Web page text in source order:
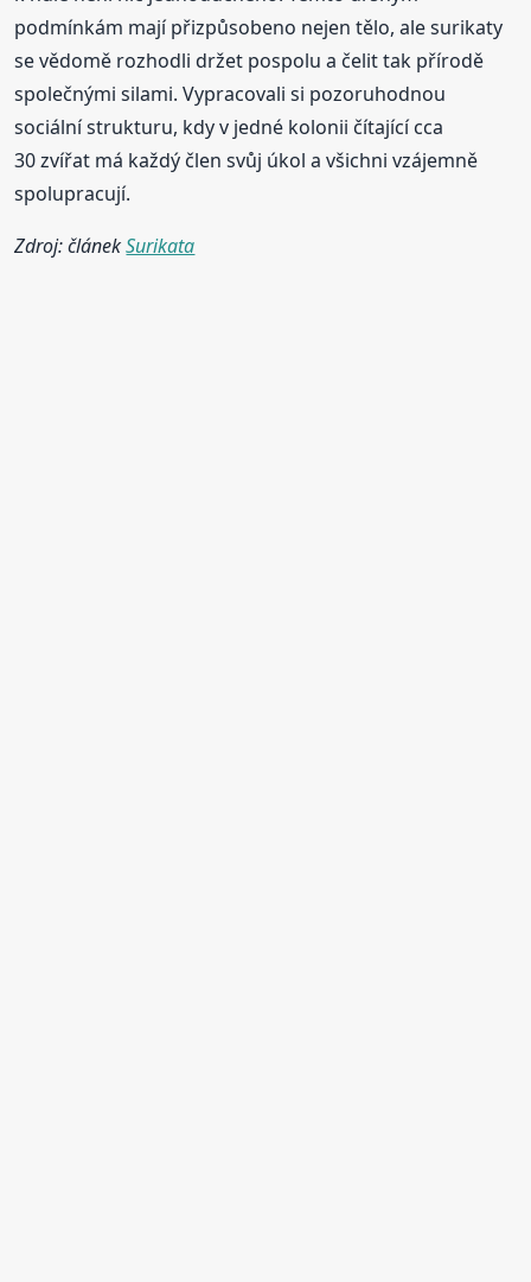
podmínkám mají přizpůsobeno nejen tělo, ale surikaty
se vědomě rozhodli držet pospolu a čelit tak přírodě
společnými silami. Vypracovali si pozoruhodnou
sociální strukturu, kdy v jedné kolonii čítající cca
30 zvířat má každý člen svůj úkol a všichni vzájemně
spolupracují.
Zdroj: článekSurikata